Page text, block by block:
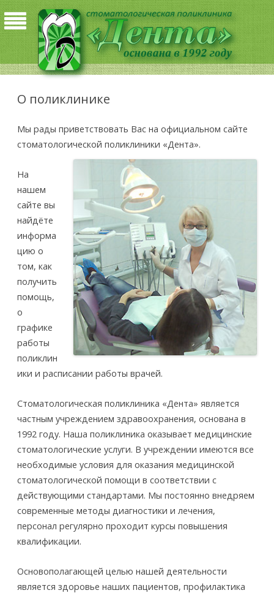
О поликлинике
Мы рады приветствовать Вас на официальном сайте
стоматологической поликлиники «Дента».
На
нашем
сайте вы
найдёте
информа
цию о
том, как
получить
помощь,
о
графике
работы
поликлин
ики и расписании работы врачей.
Стоматологическая поликлиника «Дента» является
частным учреждением здравоохранения, основана в
1992 году. Наша поликлиника оказывает медицинские
стоматологические услуги. В учреждении имеются все
необходимые условия для оказания медицинской
стоматологической помощи в соответствии с
действующими стандартами. Мы постоянно внедряем
современные методы диагностики и лечения,
персонал регулярно проходит курсы повышения
квалификации.
Основополагающей целью нашей деятельности
является здоровье наших пациентов, профилактика